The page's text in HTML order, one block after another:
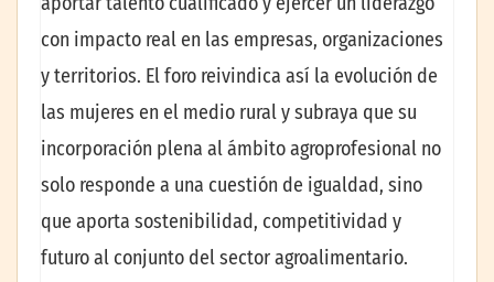
con impacto real en las empresas, organizaciones
y territorios. El foro reivindica así la evolución de
las mujeres en el medio rural y subraya que su
incorporación plena al ámbito agroprofesional no
solo responde a una cuestión de igualdad, sino
que aporta sostenibilidad, competitividad y
futuro al conjunto del sector agroalimentario.